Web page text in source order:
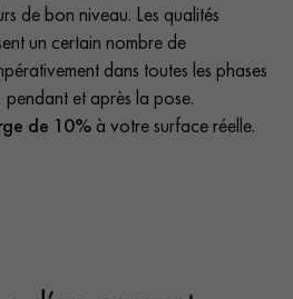
de bon niveau. Les qualités
un certain nombre de
dans toutes les phases
et après la pose.
de 10% à votre surface réelle.